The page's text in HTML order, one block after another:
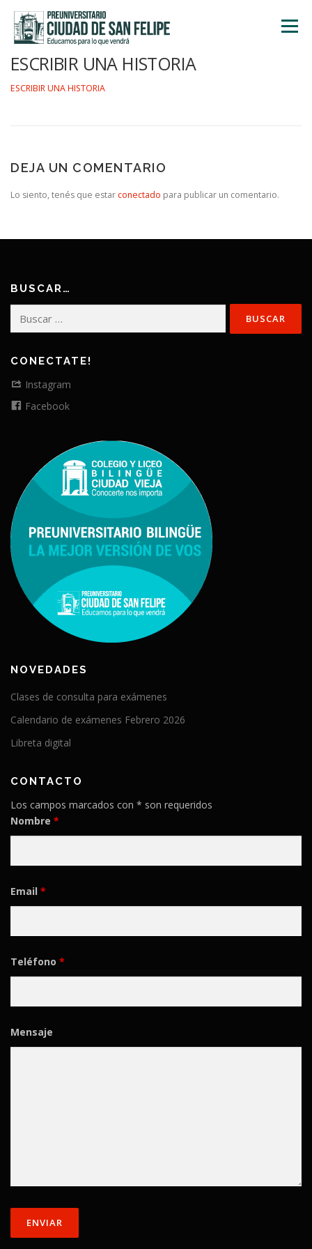
contenido
Menú
ESCRIBIR UNA HISTORIA
ESCRIBIR UNA HISTORIA
DEJA UN COMENTARIO
Lo siento, tenés que estar conectado para publicar un comentario.
BUSCAR…
CONECTATE!
Instagram
Facebook
NOVEDADES
Clases de consulta para exámenes
Calendario de exámenes Febrero 2026
Libreta digital
CONTACTO
Los campos marcados con * son requeridos
Nombre *
Email *
Teléfono *
Mensaje